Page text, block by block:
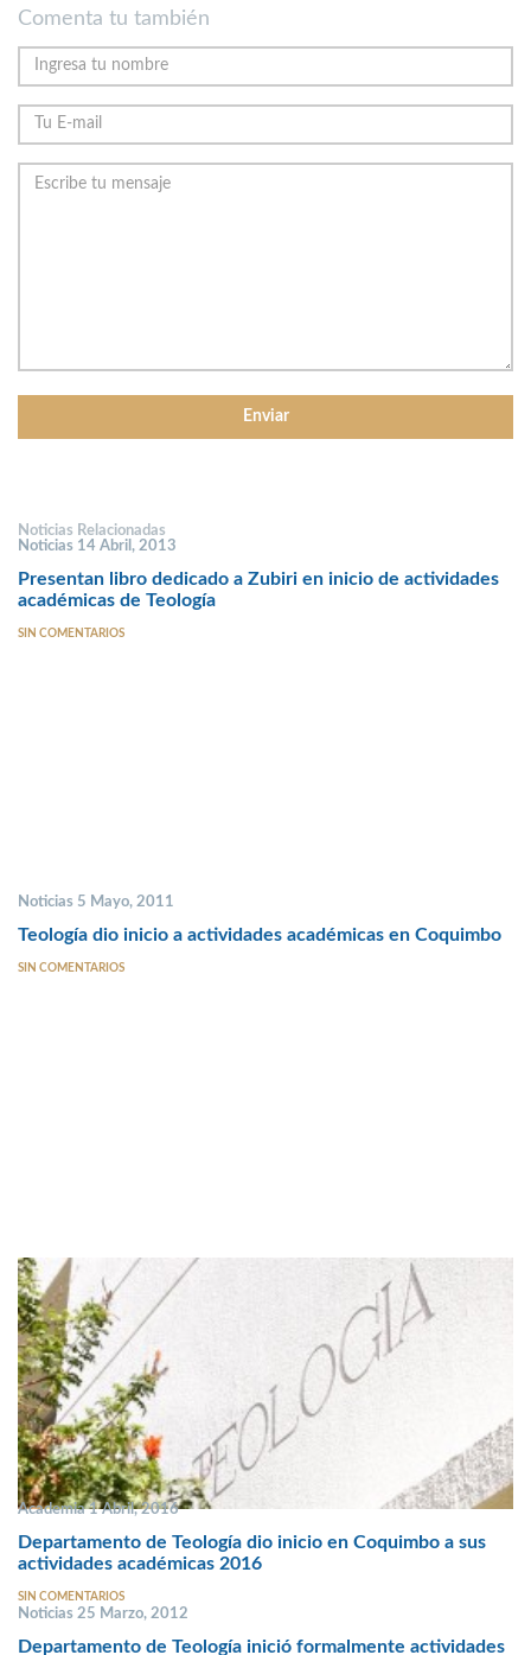
Comenta tu también
Noticias Relacionadas
Noticias 14 Abril, 2013
Presentan libro dedicado a Zubiri en inicio de actividades
académicas de Teología
SIN COMENTARIOS
Noticias 5 Mayo, 2011
Teología dio inicio a actividades académicas en Coquimbo
SIN COMENTARIOS
Academia 1 Abril, 2016
Departamento de Teología dio inicio en Coquimbo a sus
actividades académicas 2016
SIN COMENTARIOS
Noticias 25 Marzo, 2012
Departamento de Teología inició formalmente actividades